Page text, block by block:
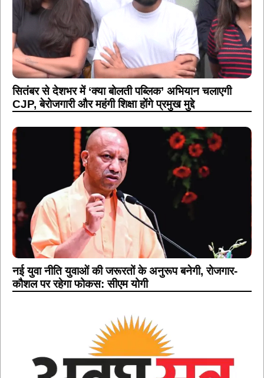
सितंबर से देशभर में ‘क्या बोलती पब्लिक’ अभियान चलाएगी
CJP, बेरोजगारी और महंगी शिक्षा होंगे प्रमुख मुद्दे
नई युवा नीति युवाओं की जरूरतों के अनुरूप बनेगी, रोजगार-
कौशल पर रहेगा फोकस: सीएम योगी